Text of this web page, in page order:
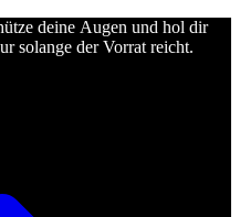
deine Augen und hol dir
solange der Vorrat reicht.